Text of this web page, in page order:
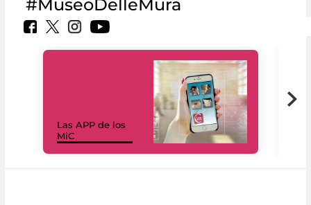
#MuseoDelleMura
Las APP de los
MiC